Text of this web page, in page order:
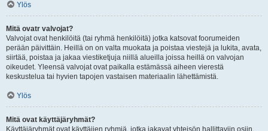
Ylös
Mitä ovatr valvojat?
Valvojat ovat henkilöitä (tai ryhmä henkilöitä) jotka katsovat foorumeiden
perään päivittäin. Heillä on on valta muokata ja poistaa viestejä ja lukita, avata,
siirtää, poistaa ja jakaa viestiketjuja niillä alueilla joissa heillä on valvojan
oikeudet. Yleensä valvojat ovat paikalla estämässä aiheen vierestä
keskustelua tai hyvien tapojen vastaisen materiaalin lähettämistä.
Ylös
Mitä ovat käyttäjäryhmät?
Käyttäjäryhmät ovat käyttäjien ryhmiä, jotka jakavat yhteisön hallittaviin osiin,